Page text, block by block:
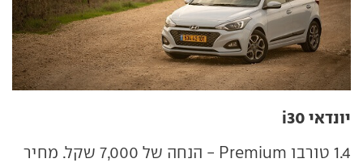
יונדאי i30
1.4 טורבו Premium - הנחה של 7,000 שקל. מחיר